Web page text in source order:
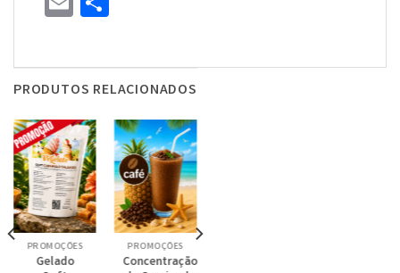
PRODUTOS RELACIONADOS
PROMOÇÕES
Gelado
PROMOÇÕES
Concentração